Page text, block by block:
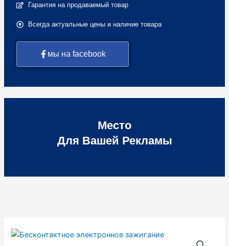
Гарантия на продаваемый товар
Всегда актуальные цены и наличие товара
мы на facebook
Место
Для Вашей Рекламы
Количество